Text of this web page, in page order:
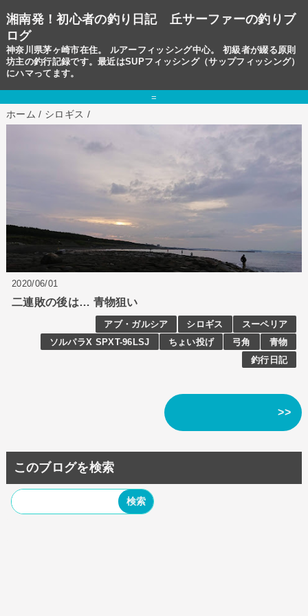
湘南発！初心者の釣り日記 丘サーファーの釣りブ
ログ
神奈川県茅ヶ崎市在住。 ルアーフィッシング中心。 初級者が綴る原則
坊主の釣行記録です。最近はSUPフィッシング（サップフィッシング）
にハマってます。
=
ホーム / シロギス /
2020/06/01
二連敗の後は… 青物狙い
アブ・ガルシア シロギス
スーペリア
ソルパラX SPXT-96LSJ
ちょい投げ 弓角
青物
釣行日記
>>
このブログを検索